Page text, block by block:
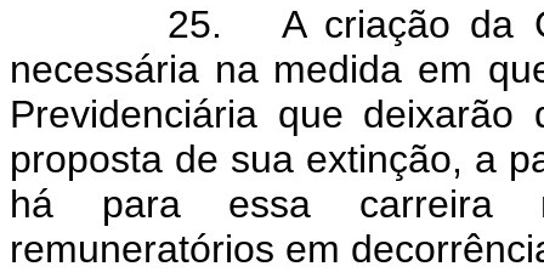
25. A criação da
necessária na medida em
Previdenciária que
proposta de sua extinção, a
há para essa carreira
remuneratórios em